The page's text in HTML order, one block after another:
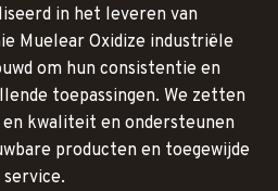
in het leveren van
Muelear Oxidize industriële
om hun consistentie en
toepassingen. We zetten
kwaliteit en ondersteunen
producten en toegewijde
service.